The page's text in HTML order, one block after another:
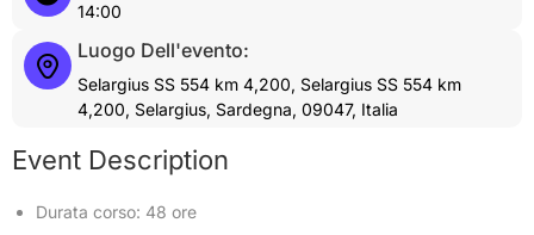
14:00
Luogo Dell'evento:
Selargius SS 554 km 4,200, Selargius SS 554 km
4,200, Selargius, Sardegna, 09047, Italia
Event Description
Durata corso: 48 ore